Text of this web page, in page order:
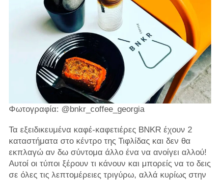
Φωτογραφία: @bnkr_coffee_georgia
Τα εξειδικευμένα καφέ-καφετιέρες BNKR έχουν 2
καταστήματα στο κέντρο της Τιφλίδας και δεν θα
εκπλαγώ αν δω σύντομα άλλο ένα να ανοίγει αλλού!
Αυτοί οι τύποι ξέρουν τι κάνουν και μπορείς να το δεις
σε όλες τις λεπτομέρειες τριγύρω, αλλά κυρίως στην